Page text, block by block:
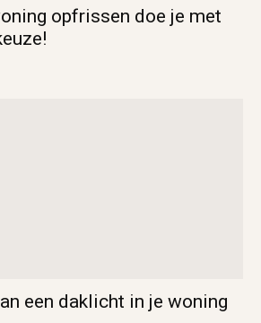
opfrissen doe je met
een daklicht in je woning